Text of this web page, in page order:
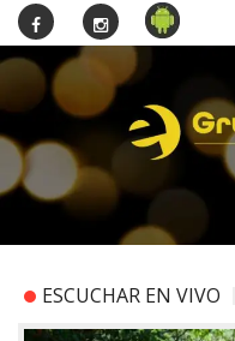
ESCUCHAR EN VIVO